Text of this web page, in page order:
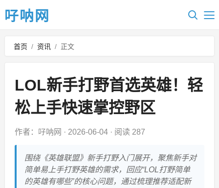
吇呐网
首页 / 资讯 / 正文
LOL新手打野首选英雄！轻
松上手快速掌控野区
作者：吇呐网 · 2026-06-04· 阅读 287
围绕《英雄联盟》新手打野入门展开，聚焦新手对
简单易上手打野英雄的需求，回应“LOL打野简单
的英雄有哪些”的核心问题，通过梳理推荐适配新